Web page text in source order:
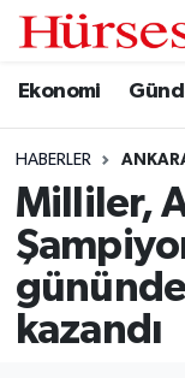
Ekonomi
HABERLER
Milliler,
kazandı
Ekonomi
Gündem
Kültür &
Politika
Spor
Hava
Trafik
Süper Lig
Tüm
Son Dakika